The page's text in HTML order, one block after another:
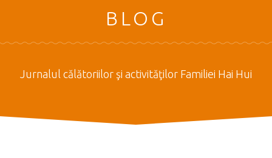
BLOG
Jurnalul călătoriilor şi activităţilor Familiei Hai Hui